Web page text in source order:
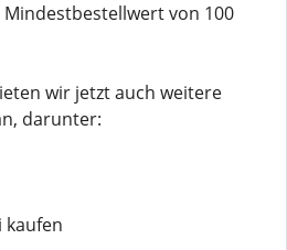
von 100
wir jetzt auch weitere
darunter:
kaufen